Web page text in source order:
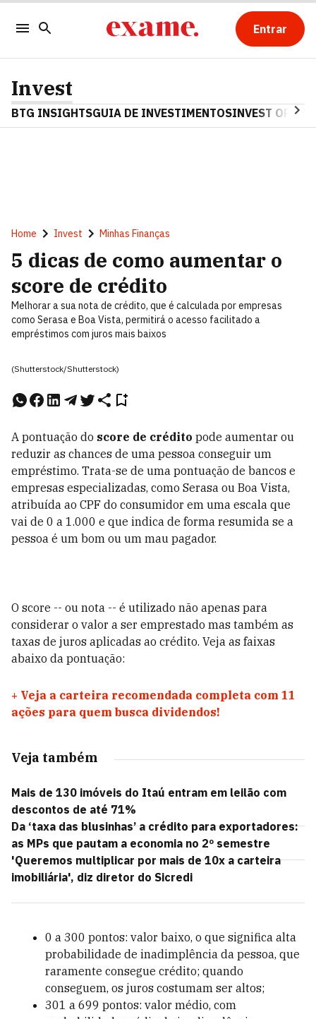
Entrar
Invest
BTG INSIGHTSGUIA DE INVESTIMENTOSINVEST OPINA
Home Invest Minhas Finanças
5 dicas de como aumentar o
score de crédito
Melhorar a sua nota de crédito, que é calculada por empresas
como Serasa e Boa Vista, permitirá o acesso facilitado a
empréstimos com juros mais baixos
(Shutterstock/Shutterstock)
A pontuação do score de crédito pode aumentar ou
reduzir as chances de uma pessoa conseguir um
empréstimo. Trata-se de uma pontuação de bancos e
empresas especializadas, como Serasa ou Boa Vista,
atribuída ao CPF do consumidor em uma escala que
vai de 0 a 1.000 e que indica de forma resumida se a
pessoa é um bom ou um mau pagador.
O score -- ou nota -- é utilizado não apenas para
considerar o valor a ser emprestado mas também as
taxas de juros aplicadas ao crédito. Veja as faixas
abaixo da pontuação:
+ Veja a carteira recomendada completa com 11
ações para quem busca dividendos!
Veja também
Mais de 130 imóveis do Itaú entram em leilão com
descontos de até 71%
Da ‘taxa das blusinhas’ a crédito para exportadores:
as MPs que pautam a economia no 2º semestre
'Queremos multiplicar por mais de 10x a carteira
imobiliária', diz diretor do Sicredi
0 a 300 pontos: valor baixo, o que significa alta
probabilidade de inadimplência da pessoa, que
raramente consegue crédito; quando
conseguem, os juros costumam ser altos;
301 a 699 pontos: valor médio, com